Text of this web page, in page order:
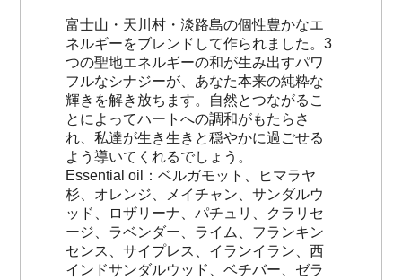
富士山・天川村・淡路島の個性豊かなエ
ネルギーをブレンドして作られました。3
つの聖地エネルギーの和が生み出すパワ
フルなシナジーが、あなた本来の純粋な
輝きを解き放ちます。自然とつながるこ
とによってハートへの調和がもたらさ
れ、私達が生き生きと穏やかに過ごせる
よう導いてくれるでしょう。
Essential oil：ベルガモット、ヒマラヤ
杉、オレンジ、メイチャン、サンダルウ
ッド、ロザリーナ、パチュリ、クラリセ
ージ、ラベンダー、ライム、フランキン
センス、サイプレス、イランイラン、西
インドサンダルウッド、ベチバー、ゼラ